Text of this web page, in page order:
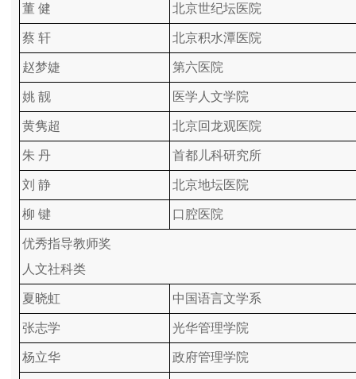
董 健 北京世纪坛医院
蔡 轩 北京积水潭医院
赵梦婕 第六医院
姚 靓 医学人文学院
黄隽超 北京回龙观医院
朱 丹 首都儿科研究所
刘 静 北京地坛医院
柳 键 口腔医院
优秀指导教师奖
人文社科类
夏晓虹 中国语言文学系
张志学 光华管理学院
杨立华 政府管理学院